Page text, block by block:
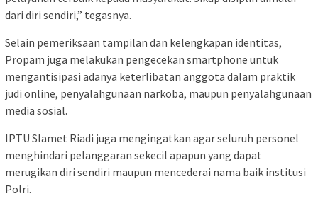
dari diri sendiri,” tegasnya.
Selain pemeriksaan tampilan dan kelengkapan identitas,
Propam juga melakukan pengecekan smartphone untuk
mengantisipasi adanya keterlibatan anggota dalam praktik
judi online, penyalahgunaan narkoba, maupun penyalahgunaan
media sosial.
IPTU Slamet Riadi juga mengingatkan agar seluruh personel
menghindari pelanggaran sekecil apapun yang dapat
merugikan diri sendiri maupun mencederai nama baik institusi
Polri.